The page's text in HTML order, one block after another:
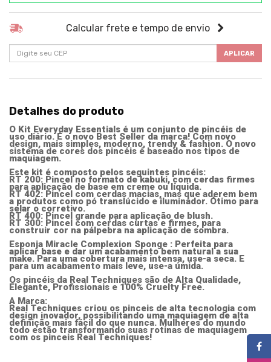
Calcular frete e tempo de envio
APLICAR
Detalhes do produto
O Kit Everyday Essentials é um conjunto de pincéis de
uso diário. É o novo Best Seller da marca! Com novo
design, mais simples, moderno, trendy & fashion. O novo
sistema de cores dos pincéis é baseado nos tipos de
maquiagem.
Este kit é composto pelos seguintes pincéis:
RT 200: Pincel no formato de kabuki, com cerdas firmes
para aplicação de base em creme ou líquida.
RT 402: Pincel com cerdas macias, mas que aderem bem
a produtos como pó translúcido e iluminador. Ótimo para
selar o corretivo.
RT 400: Pincel grande para aplicação de blush.
RT 300: Pincel com cerdas curtas e firmes, para
construir cor na pálpebra na aplicação de sombra.
Esponja Miracle Complexion Sponge : Perfeita para
aplicar base e dar um acabamento bem natural a sua
make. Para uma cobertura mais intensa, use-a seca. E
para um acabamento mais leve, use-a úmida.
Os pincéis da Real Techniques são de Alta Qualidade,
Elegante, Profissionais e 100% Cruelty Free.
A Marca:
Real Techniques criou os pinceis de alta tecnologia com
design inovador, possibilitando uma maquiagem de alta
definição mais fácil do que nunca. Mulheres do mundo
todo estão transformando suas rotinas de maquiagem
com os pinceis Real Techniques!